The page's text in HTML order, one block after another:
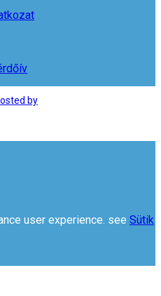
by
user experience. see Sütik